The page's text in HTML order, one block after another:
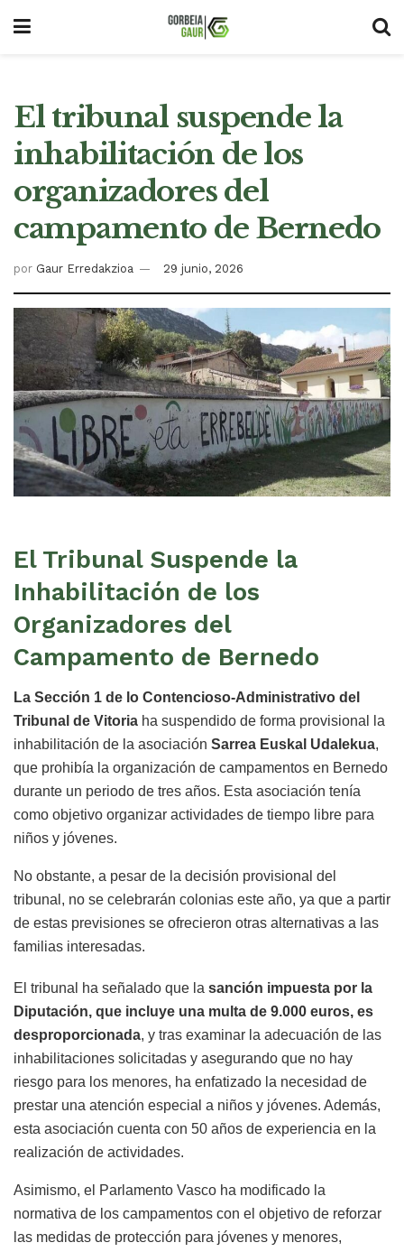
El tribunal suspende la
inhabilitación de los
organizadores del
campamento de Bernedo
por Gaur Erredakzioa 29 junio, 2026
El Tribunal Suspende la
Inhabilitación de los
Organizadores del
Campamento de Bernedo
La Sección 1 de lo Contencioso-Administrativo del
Tribunal de Vitoria ha suspendido de forma provisional la
inhabilitación de la asociación Sarrea Euskal Udalekua,
que prohibía la organización de campamentos en Bernedo
durante un periodo de tres años. Esta asociación tenía
como objetivo organizar actividades de tiempo libre para
niños y jóvenes.
No obstante, a pesar de la decisión provisional del
tribunal, no se celebrarán colonias este año, ya que a partir
de estas previsiones se ofrecieron otras alternativas a las
familias interesadas.
El tribunal ha señalado que la sanción impuesta por la
Diputación, que incluye una multa de 9.000 euros, es
desproporcionada, y tras examinar la adecuación de las
inhabilitaciones solicitadas y asegurando que no hay
riesgo para los menores, ha enfatizado la necesidad de
prestar una atención especial a niños y jóvenes. Además,
esta asociación cuenta con 50 años de experiencia en la
realización de actividades.
Asimismo, el Parlamento Vasco ha modificado la
normativa de los campamentos con el objetivo de reforzar
las medidas de protección para jóvenes y menores,